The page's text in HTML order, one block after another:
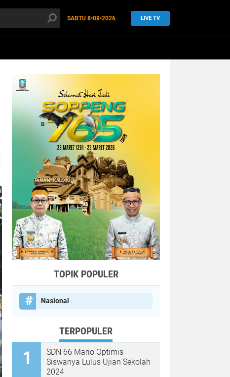
SABTU 8•08•2026 LIVE TV
TOPIK POPULER
Nasional
TERPOPULER
SDN 66 Mario Optimis
Siswanya Lulus Ujian Sekolah
2024